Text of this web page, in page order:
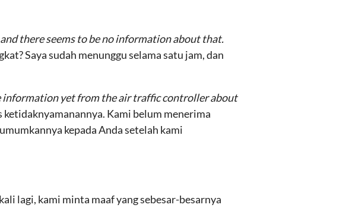
there seems to be no information about that.
Saya sudah menunggu selama satu jam, dan
information yet from the air traffic controller about
ketidaknyamanannya. Kami belum menerima
kepada Anda setelah kami
lagi, kami minta maaf yang sebesar-besarnya